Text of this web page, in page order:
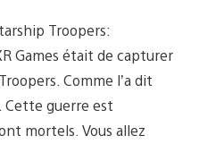
Troopers:
Games était de capturer
Comme l’a dit
Cette guerre est
mortels. Vous allez